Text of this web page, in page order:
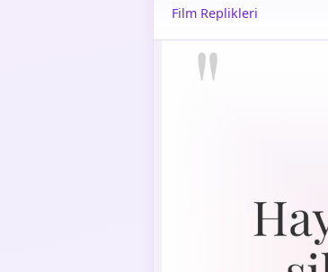
Film Replikleri